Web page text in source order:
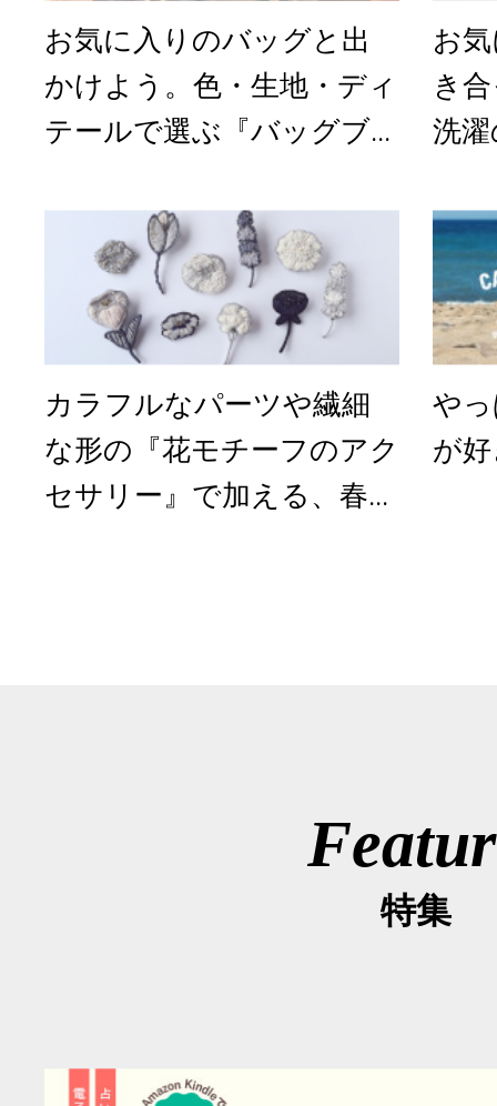
お気に入りのバッグと出
かけよう。色・生地・ディ
テールで選ぶ『バッグブ...
お
き
洗
カラフルなパーツや繊細
な形の『花モチーフのアク
セサリー』で加える、春...
や
が
特集